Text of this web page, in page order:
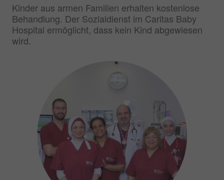
Kinder aus armen Familien erhalten kostenlose
Behandlung. Der Sozialdienst im Caritas Baby
Hospital ermöglicht, dass kein Kind abgewiesen
wird.